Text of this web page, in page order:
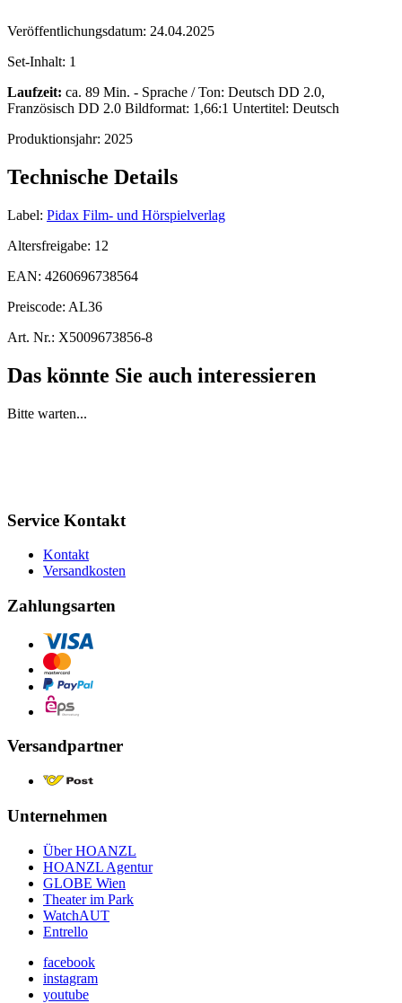
Veröffentlichungsdatum: 24.04.2025
Set-Inhalt: 1
Laufzeit: ca. 89 Min. - Sprache / Ton: Deutsch DD 2.0,
Französisch DD 2.0 Bildformat: 1,66:1 Untertitel: Deutsch
Produktionsjahr: 2025
Technische Details
Label: Pidax Film- und Hörspielverlag
Altersfreigabe: 12
EAN: 4260696738564
Preiscode: AL36
Art. Nr.: X5009673856-8
Das könnte Sie auch interessieren
Bitte warten...
Service Kontakt
Kontakt
Versandkosten
Zahlungsarten
Versandpartner
Unternehmen
Über HOANZL
HOANZL Agentur
GLOBE Wien
Theater im Park
WatchAUT
Entrello
facebook
instagram
youtube